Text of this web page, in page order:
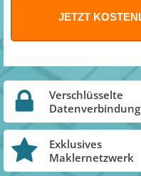
Verschlüsselte
Datenverbindung
Exklusives
Maklernetzwerk